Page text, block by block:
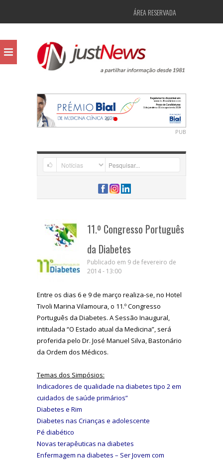
ÁREA RESERVADA
PUB
11.º Congresso Português
da Diabetes
Publicado em 9 de fevereiro de
2014 - 13:00
Entre os dias 6 e 9 de março realiza-se, no Hotel
Tivoli Marina Vilamoura, o 11.º Congresso
Português da Diabetes. A Sessão Inaugural,
intitulada “O Estado atual da Medicina”, será
proferida pelo Dr. José Manuel Silva, Bastonário
da Ordem dos Médicos.
Temas dos Simpósios:
Indicadores de qualidade na diabetes tipo 2 em
cuidados de saúde primários”
Diabetes e Rim
Diabetes nas Crianças e adolescente
Pé diabético
Novas terapêuticas na diabetes
Enfermagem na diabetes – Ser Jovem com